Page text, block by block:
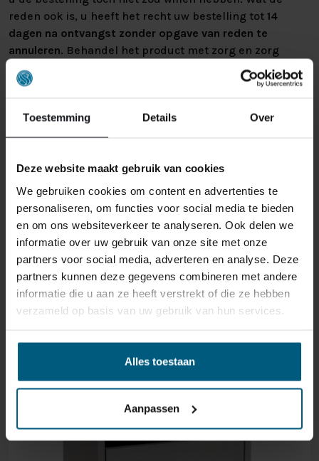
Toestemming Details Over
Deze website maakt gebruik van cookies
We gebruiken cookies om content en advertenties te
personaliseren, om functies voor social media te bieden
en om ons websiteverkeer te analyseren. Ook delen we
informatie over uw gebruik van onze site met onze
partners voor social media, adverteren en analyse. Deze
partners kunnen deze gegevens combineren met andere
informatie die u aan ze heeft verstrekt of die ze hebben
verzameld op basis van uw gebruik van hun services.
Alles toestaan
Aanpassen
reden ook is, u heeft het recht uw bestelling tot 14
dagen na ontvangst zonder opgave van reden te
annuleren. Behandel het product met zorg en zorg
ervoor dat deze bij het retour sturen goed verpakt is.
Mocht het product beschadigd zijn of is de verpakking
waardevermindering van het product aan u
doorberekenen.
GERELATEERDE PRODUCTEN